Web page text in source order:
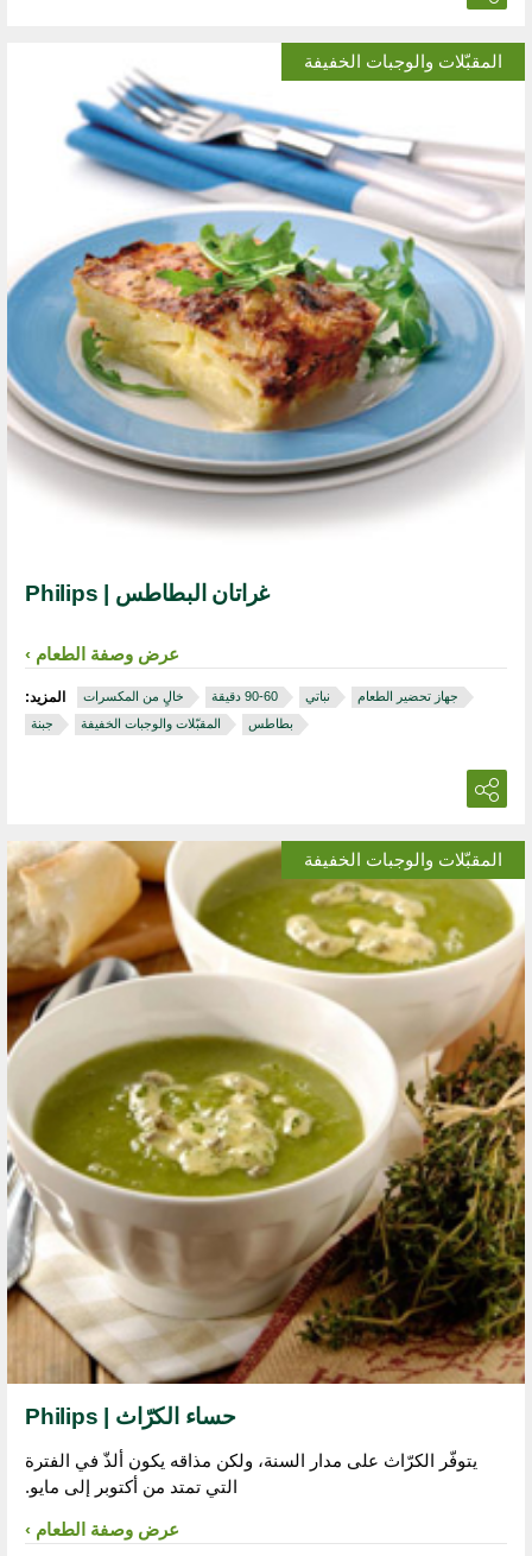
المقبّلات والوجبات الخفيفة
غراتان البطاطس | Philips
عرض وصفة الطعام
المزيد: خالٍ من المكسرات نباتي
جهاز تحضير الطعام
جبنة
المقبّلات والوجبات الخفيفة بطاطس
المقبّلات والوجبات الخفيفة
حساء الكرّاث | Philips
يتوفّر الكرّاث على مدار السنة، ولكن مذاقه يكون ألذّ في الفترة
التي تمتد من أكتوبر إلى مايو.
عرض وصفة الطعام